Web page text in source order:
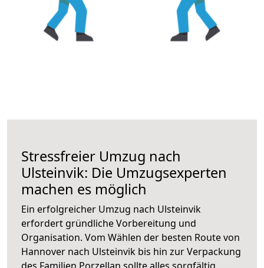
Stressfreier Umzug nach
Ulsteinvik: Die Umzugsexperten
machen es möglich
Ein erfolgreicher Umzug nach Ulsteinvik
erfordert gründliche Vorbereitung und
Organisation. Vom Wählen der besten Route von
Hannover nach Ulsteinvik bis hin zur Verpackung